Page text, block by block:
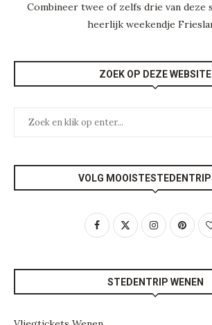
Combineer twee of zelfs drie van deze
heerlijk weekendje
ZOEK OP DEZE WEBSITE
VOLG
STEDENTRIP WENEN